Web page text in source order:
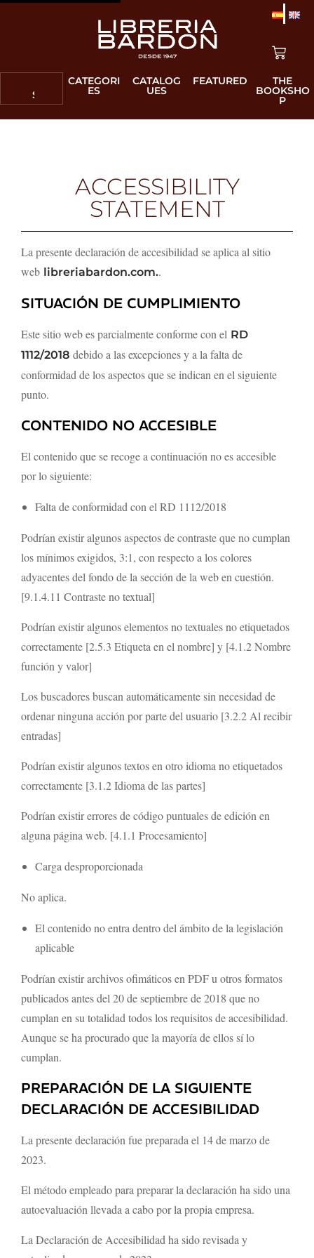
CATEGORI
ES
CATALOG
UES
FEATURED THE
BOOKSHO
P
ACCESSIBILITY
STATEMENT
La presente declaración de accesibilidad se aplica al sitio
web libreriabardon.com..
SITUACIÓN DE CUMPLIMIENTO
Este sitio web es parcialmente conforme con el RD
1112/2018 debido a las excepciones y a la falta de
conformidad de los aspectos que se indican en el siguiente
punto.
CONTENIDO NO ACCESIBLE
El contenido que se recoge a continuación no es accesible
por lo siguiente:
Falta de conformidad con el RD 1112/2018
Podrían existir algunos aspectos de contraste que no cumplan
los mínimos exigidos, 3:1, con respecto a los colores
adyacentes del fondo de la sección de la web en cuestión.
[9.1.4.11 Contraste no textual]
Podrían existir algunos elementos no textuales no etiquetados
correctamente [2.5.3 Etiqueta en el nombre] y [4.1.2 Nombre
función y valor]
Los buscadores buscan automáticamente sin necesidad de
ordenar ninguna acción por parte del usuario [3.2.2 Al recibir
entradas]
Podrían existir algunos textos en otro idioma no etiquetados
correctamente [3.1.2 Idioma de las partes]
Podrían existir errores de código puntuales de edición en
alguna página web. [4.1.1 Procesamiento]
Carga desproporcionada
No aplica.
El contenido no entra dentro del ámbito de la legislación
aplicable
Podrían existir archivos ofimáticos en PDF u otros formatos
publicados antes del 20 de septiembre de 2018 que no
cumplan en su totalidad todos los requisitos de accesibilidad.
Aunque se ha procurado que la mayoría de ellos sí lo
cumplan.
PREPARACIÓN DE LA SIGUIENTE
DECLARACIÓN DE ACCESIBILIDAD
La presente declaración fue preparada el 14 de marzo de
2023.
El método empleado para preparar la declaración ha sido una
autoevaluación llevada a cabo por la propia empresa.
La Declaración de Accesibilidad ha sido revisada y